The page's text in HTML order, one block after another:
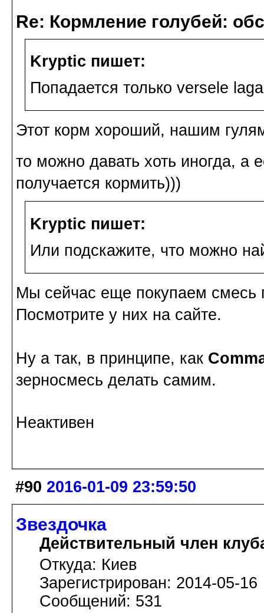
Re: Кормление голубей:
Kryptic пишет:
Попадается только versele
Этот корм хороший, нашим
то можно давать хоть иногда, а
получается кормить)))
Kryptic пишет:
Или подскажите, что можно
Мы сейчас еще покупаем смесь
Посмотрите у них на сайте.
Ну а так, в принципе, как
зерносмесь делать самим.
Неактивен
#90 2016-01-09 23:59:50
Звездочка
Действительный член
Откуда: Киев
Зарегистрирован: 2014-05-16
Сообщений: 531